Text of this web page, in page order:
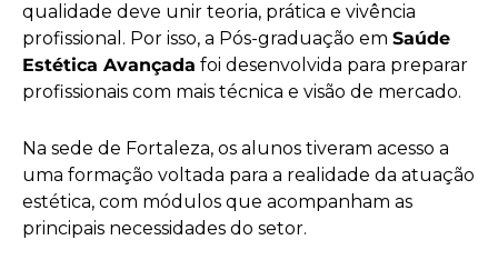
qualidade deve unir teoria, prática e vivência
profissional. Por isso, a Pós-graduação em Saúde
Estética Avançada foi desenvolvida para preparar
profissionais com mais técnica e visão de mercado.
Na sede de Fortaleza, os alunos tiveram acesso a
uma formação voltada para a realidade da atuação
estética, com módulos que acompanham as
principais necessidades do setor.